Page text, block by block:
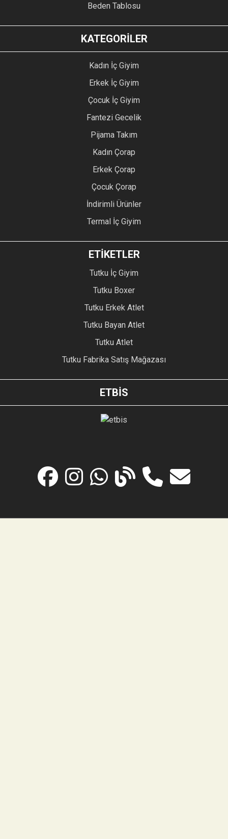
Beden Tablosu
KATEGORİLER
Kadın İç Giyim
Erkek İç Giyim
Çocuk İç Giyim
Fantezi Gecelik
Pijama Takım
Kadın Çorap
Erkek Çorap
Çocuk Çorap
İndirimli Ürünler
Termal İç Giyim
ETİKETLER
Tutku İç Giyim
Tutku Boxer
Tutku Erkek Atlet
Tutku Bayan Atlet
Tutku Atlet
Tutku Fabrika Satış Mağazası
ETBİS